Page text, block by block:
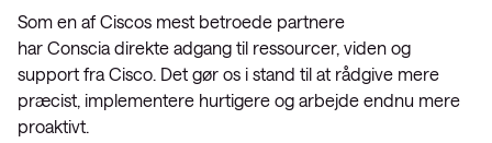
Som en af Ciscos mest betroede partnere
har Conscia direkte adgang til ressourcer, viden og
support fra Cisco. Det gør os i stand til at rådgive mere
præcist, implementere hurtigere og arbejde endnu mere
proaktivt.